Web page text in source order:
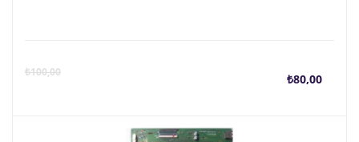
₺100,00 ₺80,00
Şu